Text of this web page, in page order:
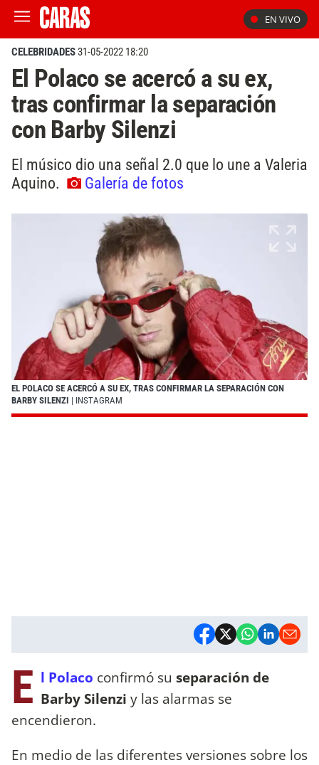
EN VIVO
CELEBRIDADES31-05-2022 18:20
El Polaco se acercó a su ex,
tras confirmar la separación
con Barby Silenzi
El músico dio una señal 2.0 que lo une a Valeria
Aquino.
Galería de fotos
EL POLACO SE ACERCÓ A SU EX, TRAS CONFIRMAR LA SEPARACIÓN CON
BARBY SILENZI | INSTAGRAM
E l Polaco confirmó su separación de
Barby Silenzi y las alarmas se
encendieron.
En medio de las diferentes versiones sobre los